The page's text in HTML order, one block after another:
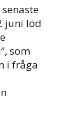
juni löd
som
i fråga